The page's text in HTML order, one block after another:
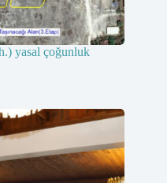
yasal çoğunluk